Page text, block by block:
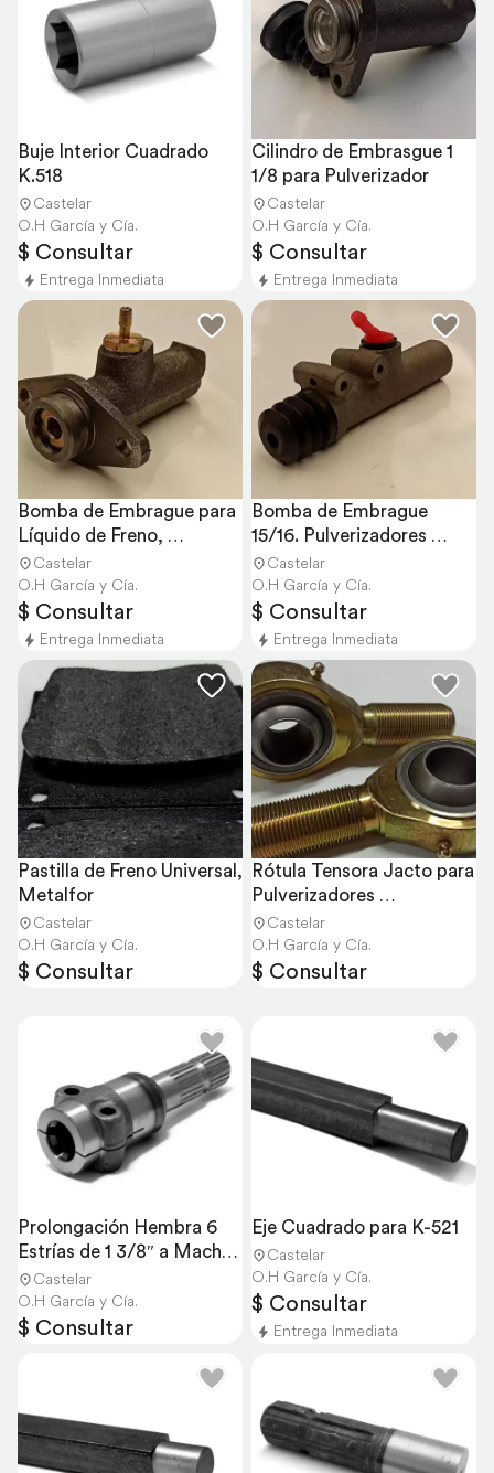
Buje Interior Cuadrado
K.518
Castelar
O.H García y Cía.
$ Consultar
Entrega Inmediata
Cilindro de Embrasgue 1
1/8 para Pulverizador
Castelar
O.H García y Cía.
$ Consultar
Entrega Inmediata
Bomba de Embrague para
Líquido de Freno,
Metalfor
Castelar
O.H García y Cía.
$ Consultar
Entrega Inmediata
Bomba de Embrague
15/16. Pulverizadores
Metalfor
Castelar
O.H García y Cía.
$ Consultar
Entrega Inmediata
Pastilla de Freno Universal,
Metalfor
Castelar
O.H García y Cía.
$ Consultar
Rótula Tensora Jacto para
Pulverizadores
Autopropulsados
Castelar
O.H García y Cía.
$ Consultar
Prolongación Hembra 6
Estrías de 1 3/8″ a Macho
21 Estrias
Castelar
O.H García y Cía.
$ Consultar
Eje Cuadrado para K-521
Castelar
O.H García y Cía.
$ Consultar
Entrega Inmediata